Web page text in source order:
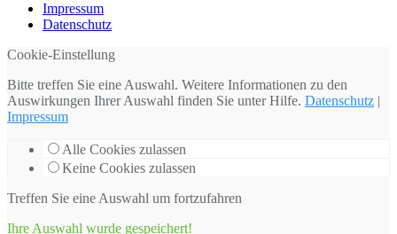
Impressum
Datenschutz
Cookie-Einstellung
Bitte treffen Sie eine Auswahl. Weitere Informationen zu den
Auswirkungen Ihrer Auswahl finden Sie unterHilfe. Datenschutz |
Impressum
Alle Cookies zulassen
Keine Cookies zulassen
Treffen Sie eine Auswahl um fortzufahren
Ihre Auswahl wurde gespeichert!